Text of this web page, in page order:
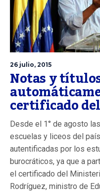
26 julio, 2015
Notas y
certificado
Desde el 1° de agosto
escuelas y liceos del
autentificadas por los
burocráticos, ya que a
el certificado del
Rodríguez, ministro de